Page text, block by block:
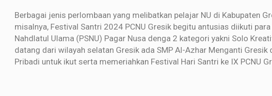
Berbagai jenis perlombaan yang melibatkan pelajar NU di Kabupaten
misalnya, Festival Santri 2024 PCNU Gresik begitu antusias diikuti
Nahdlatul Ulama (PSNU) Pagar Nusa denga 2 kategori yakni Solo
datang dari wilayah selatan Gresik ada SMP Al-Azhar Menganti
Pribadi untuk ikut serta memeriahkan Festival Hari Santri ke IX PCNU